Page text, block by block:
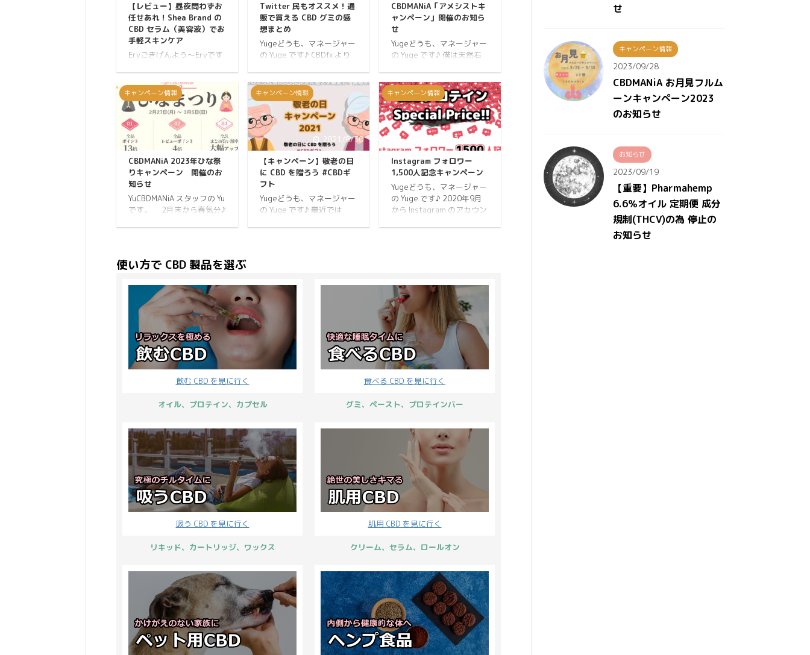
【レビュー】昼夜問わずお
任せあれ！Shea Brand の
CBD セラム（美容液）でお
手軽スキンケア
Eryごきげんよう～Eryです
した。 このCBDセラムは昼
も夜も使える美容液なの
で、化粧水の後に数滴塗れ
ば普段よりもお肌の調子が
ワンランクUPすること間違
いなし！ お部屋に一本置い
てあるだけで、なんだかお
しゃれにも見える嬉しい製
品となっています。 まず
ムを使ってみた感想からご
紹介です↓ Shea Brand CBD
セラムを使ってみての感想
こかワクワクするパッ ...
Twitter 民もオススメ！通
販で買える CBD グミの感
想まとめ
Yugeどうも、マネージャー
の Yuge です♪ CBDfx より
いただいております。 その
人気ぶりは飛ぶ鳥を落とす
勢いで、今もっとも注目さ
れている CBD 製品といって
も過言ではありません。 販
売開始直後に更新した「エ
ディブルの代表格！CBDfx
の CBD グミを食べ比べてみ
ました」という記事も非常
に読まれています。 そこで
Twitter 民が CBDfx の CBD
グミに対してどのような感
想を抱いているのかまとめ
CBDMANiA「アメシストキ
ャンペーン」開催のお知ら
せ
Yugeどうも、マネージャー
の Yuge です♪ 僕は天然石
はアメシスト
（AMETHYST）なんです
が、この石がどのような言
葉を持っているかご存じで
すか？ 実は「心の平和」と
いう意味を持ち、心の苦
痛、心配事、怒りなどを取
り去り、災いから身を守る
霊的な石といわれているの
です。 集中力や直感力を高
めたり瞑想や祈りの助けに
もなるため、司祭はこれを
指輪に、仏教の僧侶は数珠
キャンペーン情報
2023/2/27
CBDMANiA 2023年ひな祭
りキャンペーン 開催のお
知らせ
YuCBDMANiA スタッフの Yu
です。 2月末から春気分♪
祭りは「桃の節句」とも言
長を願う特別なイベントで
す。 最近は皆が楽しめるよ
うスーパーやコンビニなど
でも、ひな祭り関連の商品
を目にするようになってき
ました。 明るい季節が訪れ
た気分になるので 私個人的
に大好きなイベントの1つ
です。 CBDMANiAのキャン
でも参加出来ます♪ 春の訪
キャンペーン情報
2021/8/30
【キャンペーン】敬老の日
に CBD を贈ろう #CBDギ
フト
Yugeどうも、マネージャー
の Yuge です♪ 最近では
は CBD で極上のほっこりを
どちらもご好評をいただ
き、たくさんの方が親御さ
んに CBD をプレゼントしま
した。 内因性カンナビノイ
ドは年を重ねるごとに少な
くなっていきます。 だから
こそ CBD 製品で補うことが
ないでしょうか？ C ...
キャンペーン情報
2021/5/27
Instagram フォロワー
1,500人記念キャンペーン
Yugeどうも、マネージャー
の Yuge です♪ 2020年9月
から Instagram のアカウン
ルプライスでご購入できる
キャンペーンを開催しま
す。 Instagram アカウント
（dread_runner） 今はフ
ィットネスクラブに通って
ウエイトトレーニングをし
ているのでボディメイクが
強めのアカウントです。 と
はいえ、今でも起床時と就
使い方で CBD 製品を選ぶ
飲む CBD を見に行く
オイル、プロテイン、カプセル
吸う CBD を見に行く
リキッド、カートリッジ、ワックス
食べる CBD を見に行く
グミ、ペースト、プロテインバー
肌用 CBD を見に行く
クリーム、セラム、ロールオン
せ
キャンペーン情報
2023/09/28
CBDMANiA お月見フルム
ーンキャンペーン2023
のお知らせ
お知らせ
2023/09/19
【重要】Pharmahemp
6.6％オイル 定期便 成分
規制(THCV)の為 停止の
お知らせ